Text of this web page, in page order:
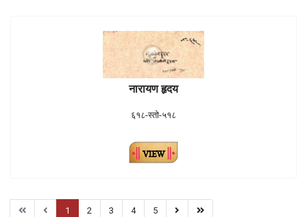
नारायण हृदय
६१८-स्तो-५१८
1 2 3 4 5